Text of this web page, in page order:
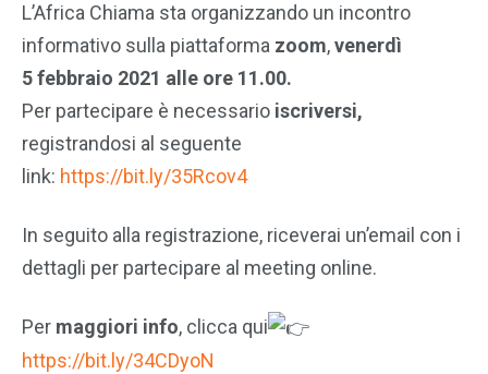
L’Africa Chiama sta organizzando un incontro
informativo sulla piattaforma zoom,venerdì
5 febbraio 2021 alle ore 11.00.
Per partecipare è necessario iscriversi,
registrandosi al seguente
link: https://bit.ly/35Rcov4
In seguito alla registrazione, riceverai un’email con i
dettagli per partecipare al meeting online.
Per maggiori info, clicca qui
https://bit.ly/34CDyoN